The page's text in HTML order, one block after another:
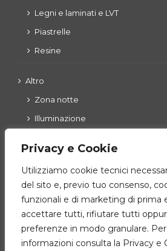
Privacy e Cookie
Utilizziamo cookie tecnici
del sito e, previo tuo consenso,
funzionali e di marketing di prima
accettare tutti, rifiutare tutti
preferenze in modo granulare.
informazioni consulta la Privacy e
Legni e laminati e LVT
Piastrelle
Resine
Altro
Zona notte
Illuminazione
Zona giorno
Cucine
Ingressi – living – complementi